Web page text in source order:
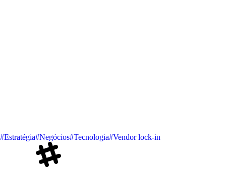
#Estratégia#Negócios#Tecnologia#Vendor lock-in